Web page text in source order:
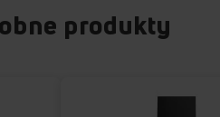
wydajne turbiny, które
Zyskaj pełen komfort
produkty